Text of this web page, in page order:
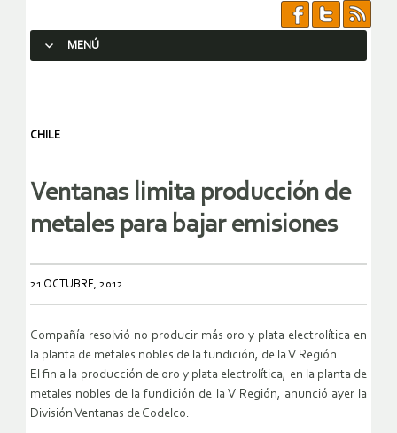
MENÚ
CHILE
Ventanas limita producción de
metales para bajar emisiones
21 OCTUBRE, 2012
Compañía resolvió no producir más oro y plata electrolítica en
la planta de metales nobles de la fundición, de la V Región.
El fin a la producción de oro y plata electrolítica, en la planta de
metales nobles de la fundición de la V Región, anunció ayer la
División Ventanas de Codelco.